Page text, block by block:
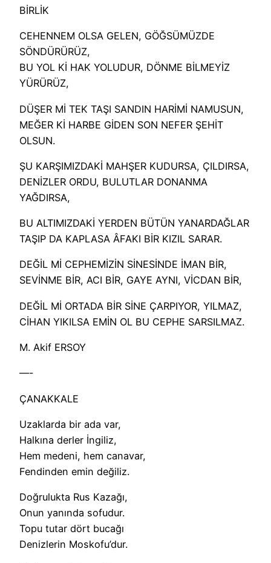
BİRLİK
CEHENNEM OLSA GELEN, GÖĞSÜMÜZDE
SÖNDÜRÜRÜZ,
BU YOL Kİ HAK YOLUDUR, DÖNME BİLMEYİZ
YÜRÜRÜZ,
DÜŞER Mİ TEK TAŞI SANDIN HARİMİ NAMUSUN,
MEĞER Kİ HARBE GİDEN SON NEFER ŞEHİT
OLSUN.
ŞU KARŞIMIZDAKİ MAHŞER KUDURSA, ÇILDIRSA,
DENİZLER ORDU, BULUTLAR DONANMA
YAĞDIRSA,
BU ALTIMIZDAKİ YERDEN BÜTÜN YANARDAĞLAR
TAŞIP DA KAPLASA ÂFAKI BİR KIZIL SARAR.
DEĞİL Mİ CEPHEMİZİN SİNESİNDE İMAN BİR,
SEVİNME BİR, ACI BİR, GAYE AYNI, VİCDAN BİR,
DEĞİL Mİ ORTADA BİR SİNE ÇARPIYOR, YILMAZ,
CİHAN YIKILSA EMİN OL BU CEPHE SARSILMAZ.
M. Akif ERSOY
—-
ÇANAKKALE
Uzaklarda bir ada var,
Halkına derler İngiliz,
Hem medeni, hem canavar,
Fendinden emin değiliz.
Doğrulukta Rus Kazağı,
Onun yanında sofudur.
Topu tutar dört bucağı
Denizlerin Moskofu’dur.